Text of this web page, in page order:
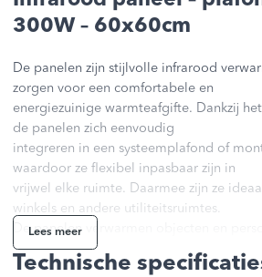
300W – 60x60cm
De panelen zijn stijlvolle infrarood
zorgen voor een comfortabele en
energiezuinige warmteafgifte. Dankzij
de panelen zich eenvoudig
integreren in een systeemplafond of
waardoor ze flexibel inpasbaar zijn in
vrijwel elke ruimte. Daarmee zijn ze
winkels en andere utiliteitsruimtes.
De panelen verwarmen objecten en
infraroodstraling. Dit zorgt voor een
gelijkmatige en aangename
Lees meer
Technische